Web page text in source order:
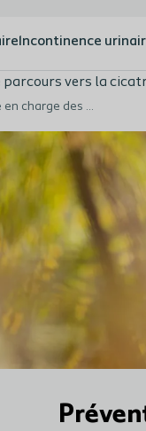
Incontinence
parcours vers la
Prévention et prise en charge des escarres